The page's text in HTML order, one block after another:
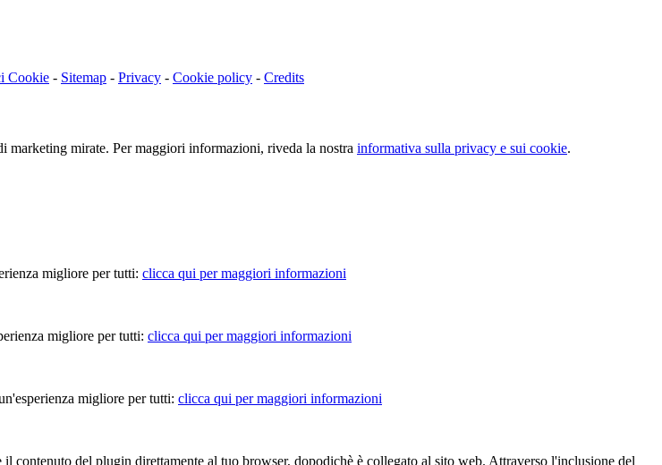
Cookie - Sitemap - Privacy - Cookie policy - Credits
mirate. Per maggiori informazioni, riveda la nostra informativa sulla privacy e sui cookie.
migliore per tutti: clicca qui per maggiori informazioni
migliore per tutti: clicca qui per maggiori informazioni
migliore per tutti: clicca qui per maggiori informazioni
del plugin direttamente al tuo browser, dopodichè è collegato al sito web. Attraverso l'inclusione del